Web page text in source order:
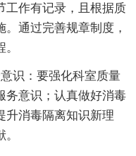
工作有记录，且根据质
通过完善规章制度，
识：要强化科室质量
务意识；认真做好消毒
升消毒隔离知识新理